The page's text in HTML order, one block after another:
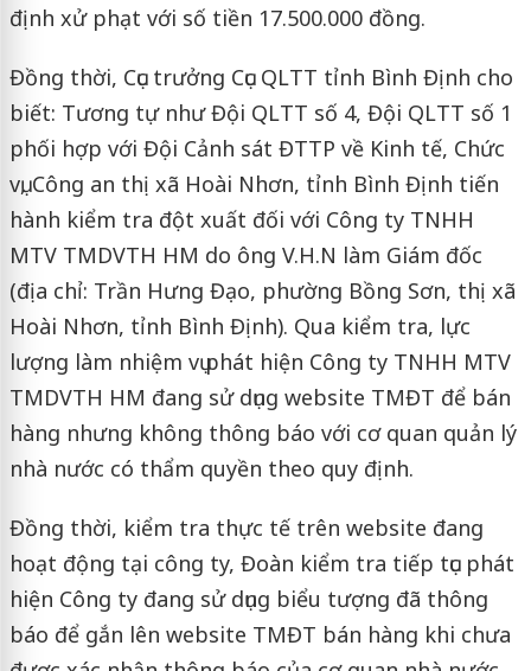
định xử phạt với số tiền 17.500.000 đồng.
Đồng thời, Cục trưởng Cục QLTT tỉnh Bình Định cho
biết: Tương tự như Đội QLTT số 4, Đội QLTT số 1
phối hợp với Đội Cảnh sát ĐTTP về Kinh tế, Chức
vụ, Công an thị xã Hoài Nhơn, tỉnh Bình Định tiến
hành kiểm tra đột xuất đối với Công ty TNHH
MTV TMDVTH HM do ông V.H.N làm Giám đốc
(địa chỉ: Trần Hưng Đạo, phường Bồng Sơn, thị xã
Hoài Nhơn, tỉnh Bình Định). Qua kiểm tra, lực
lượng làm nhiệm vụ phát hiện Công ty TNHH MTV
TMDVTH HM đang sử dụng website TMĐT để bán
hàng nhưng không thông báo với cơ quan quản lý
nhà nước có thẩm quyền theo quy định.
Đồng thời, kiểm tra thực tế trên website đang
hoạt động tại công ty, Đoàn kiểm tra tiếp tục phát
hiện Công ty đang sử dụng biểu tượng đã thông
báo để gắn lên website TMĐT bán hàng khi chưa